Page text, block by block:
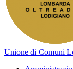
Unione di Comuni